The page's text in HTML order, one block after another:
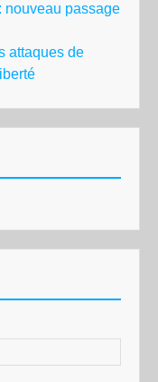
nouveau passage
attaques de